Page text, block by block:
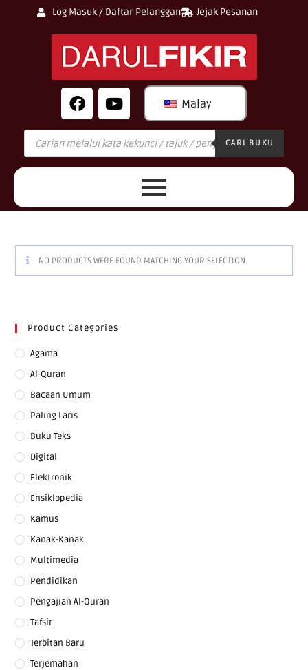
Log Masuk / Daftar Pelanggan Jejak Pesanan
Malay
CARI BUKU
NO PRODUCTS WERE FOUND MATCHING YOUR SELECTION.
Product Categories
Agama
Al-Quran
Bacaan Umum
Paling Laris
Buku Teks
Digital
Elektronik
Ensiklopedia
Kamus
Kanak-Kanak
Multimedia
Pendidikan
Pengajian Al-Quran
Tafsir
Terbitan Baru
Terjemahan